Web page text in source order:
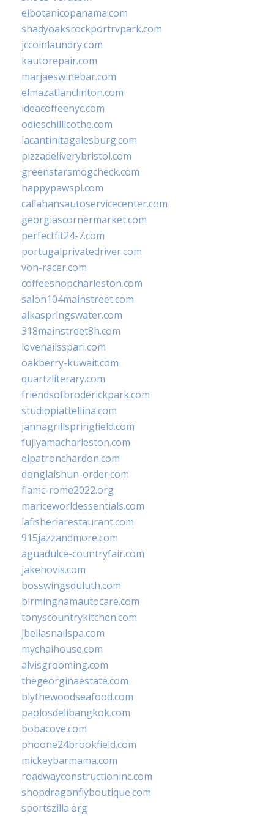
elbotanicopanama.com
shadyoaksrockportrvpark.com
jccoinlaundry.com
kautorepair.com
marjaeswinebar.com
elmazatlanclinton.com
ideacoffeenyc.com
odieschillicothe.com
lacantinitagalesburg.com
pizzadeliverybristol.com
greenstarsmogcheck.com
happypawspl.com
callahansautoservicecenter.com
georgiascornermarket.com
perfectfit24-7.com
portugalprivatedriver.com
von-racer.com
coffeeshopcharleston.com
salon104mainstreet.com
alkaspringswater.com
318mainstreet8h.com
lovenailsspari.com
oakberry-kuwait.com
quartzliterary.com
friendsofbroderickpark.com
studiopiattellina.com
jannagrillspringfield.com
fujiyamacharleston.com
elpatronchardon.com
donglaishun-order.com
fiamc-rome2022.org
mariceworldessentials.com
lafisheriarestaurant.com
915jazzandmore.com
aguadulce-countryfair.com
jakehovis.com
bosswingsduluth.com
birminghamautocare.com
tonyscountrykitchen.com
jbellasnailspa.com
mychaihouse.com
alvisgrooming.com
thegeorginaestate.com
blythewoodseafood.com
paolosdelibangkok.com
bobacove.com
phoone24brookfield.com
mickeybarmama.com
roadwayconstructioninc.com
shopdragonflyboutique.com
sportszilla.org